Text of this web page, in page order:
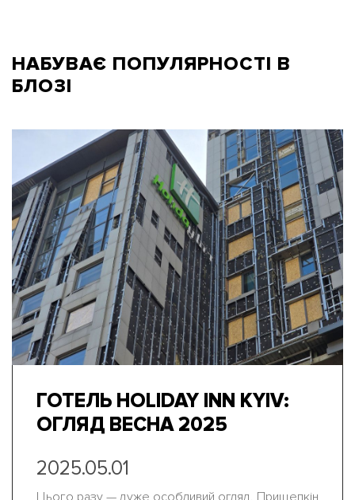
НАБУВАЄ ПОПУЛЯРНОСТІ В
БЛОЗІ
ГОТЕЛЬ HOLIDAY INN KYIV:
ОГЛЯД ВЕСНА 2025
2025.05.01